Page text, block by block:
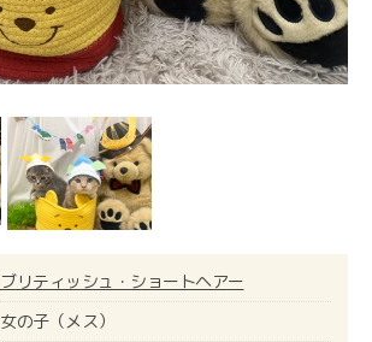
ブリティッシュ・ショートヘアー
女の子（メス）